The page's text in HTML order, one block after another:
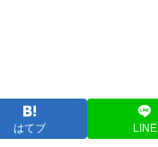
はてブ LINE